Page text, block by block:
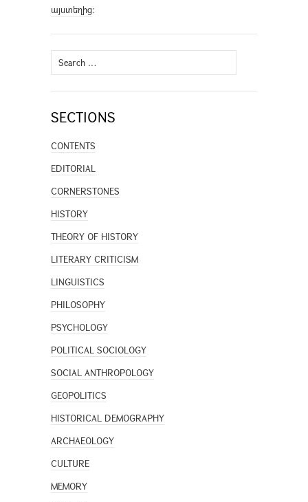
այստեղից։
Search
for:
SECTIONS
CONTENTS
EDITORIAL
CORNERSTONES
HISTORY
THEORY OF HISTORY
LITERARY CRITICISM
LINGUISTICS
PHILOSOPHY
PSYCHOLOGY
POLITICAL SOCIOLOGY
SOCIAL ANTHROPOLOGY
GEOPOLITICS
HISTORICAL DEMOGRAPHY
ARCHAEOLOGY
CULTURE
MEMORY